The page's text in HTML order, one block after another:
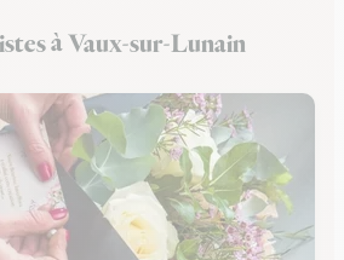
à Vaux-sur-Lunain